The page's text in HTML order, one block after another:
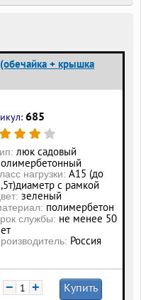
+ крышка
685
люк садовый
нагрузки: А15 (до
с рамкой
зеленый
полимербетон
службы: не менее 50
Россия
− + Купить